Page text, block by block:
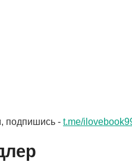
подпишись - t.me/